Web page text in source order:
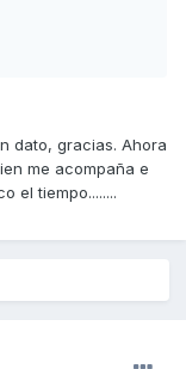
dato, gracias. Ahora
me acompaña e
el tiempo........